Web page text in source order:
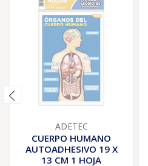
ADETEC
CUERPO HUMANO
AUTOADHESIVO 19 X
13 CM 1 HOJA